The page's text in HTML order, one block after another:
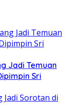
Jadi Temuan
Sri